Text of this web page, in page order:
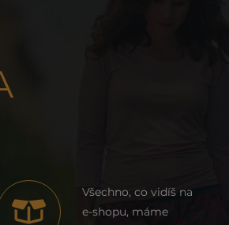
Všechno, co vidíš na
e-shopu, máme